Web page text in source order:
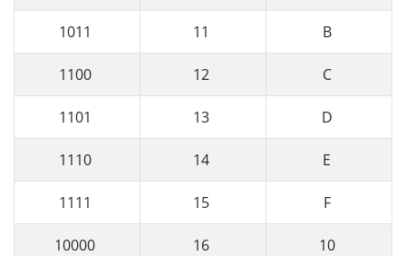
1011 11 B
1100 12 C
1101 13 D
1110 14 E
1111 15 F
10000 16 10